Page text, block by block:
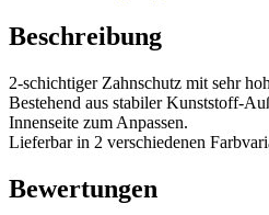
Box
Menge
Beschreibung
2-schichtiger Zahnschutz mit sehr
Bestehend aus stabiler Kunststoff-
Innenseite zum Anpassen.
Lieferbar in 2 verschiedenen
Bewertungen